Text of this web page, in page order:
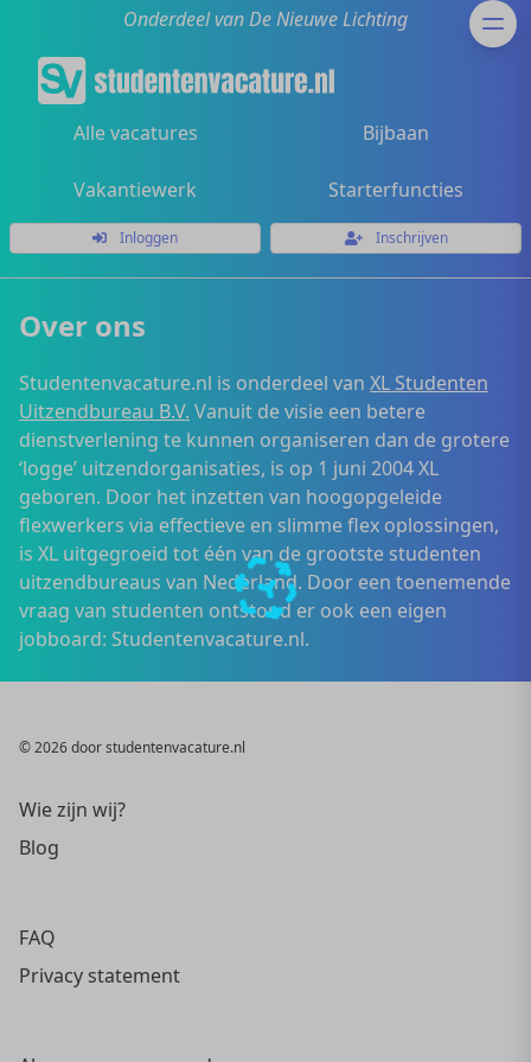
Onderdeel van De Nieuwe Lichting
Alle vacatures Bijbaan
Vakantiewerk Starterfuncties
Inloggen Inschrijven
Over ons
Studentenvacature.nl is onderdeel van XL Studenten
Uitzendbureau B.V. Vanuit de visie een betere
dienstverlening te kunnen organiseren dan de grotere
‘logge’ uitzendorganisaties, is op 1 juni 2004 XL
geboren. Door het inzetten van hoogopgeleide
flexwerkers via effectieve en slimme flex oplossingen,
is XL uitgegroeid tot één van de grootste studenten
uitzendbureaus van Nederland. Door een toenemende
vraag van studenten ontstond er ook een eigen
jobboard: Studentenvacature.nl.
© 2026 door studentenvacature.nl
Wie zijn wij?
Blog
FAQ
Privacy statement